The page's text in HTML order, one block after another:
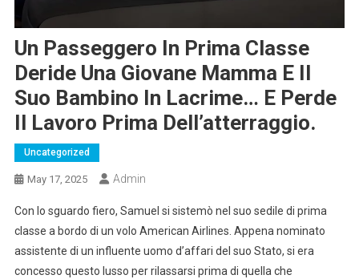
Un Passeggero In Prima Classe
Deride Una Giovane Mamma E Il
Suo Bambino In Lacrime… E Perde
Il Lavoro Prima Dell’atterraggio.
Uncategorized
May 17, 2025 Admin
Con lo sguardo fiero, Samuel si sistemò nel suo sedile di prima
classe a bordo di un volo American Airlines. Appena nominato
assistente di un influente uomo d’affari del suo Stato, si era
concesso questo lusso per rilassarsi prima di quella che